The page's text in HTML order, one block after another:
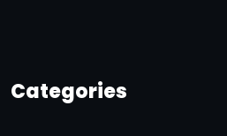
Categories